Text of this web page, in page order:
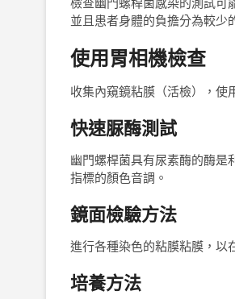
並且患者身體的負擔分為較少
使用胃相機檢查
收集內窺鏡粘膜（活檢），使
快速脲酶測試
幽門螺桿菌具有尿素酶的酶是
指標的顏色音調。
鏡面檢驗方法
進行各種染色的粘膜粘膜，以
培養方法